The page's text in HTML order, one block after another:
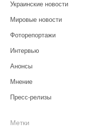
Украинские новости
Мировые новости
Фоторепортажи
Интервью
Анонсы
Мнение
Пресс-релизы
Метки